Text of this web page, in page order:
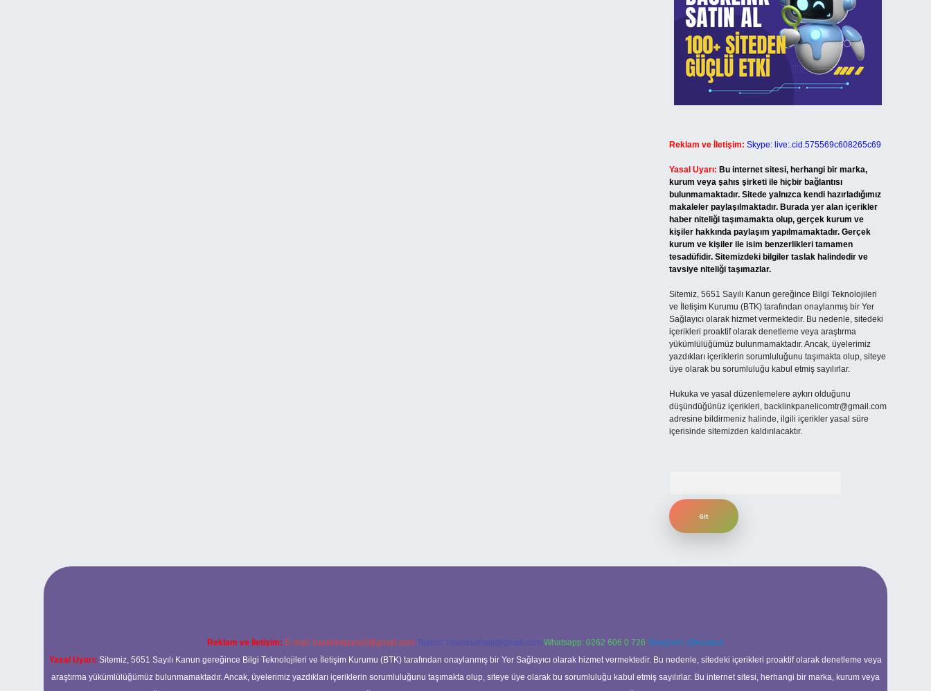
Reklam ve İletişim: Skype: live:.cid.575569c608265c69
Yasal Uyarı: Bu internet sitesi, herhangi bir marka,
kurum veya şahıs şirketi ile hiçbir bağlantısı
bulunmamaktadır. Sitede yalnızca kendi hazırladığımız
makaleler paylaşılmaktadır. Burada yer alan içerikler
haber niteliği taşımamakta olup, gerçek kurum ve
kişiler hakkında paylaşım yapılmamaktadır. Gerçek
kurum ve kişiler ile isim benzerlikleri tamamen
tesadüfidir. Sitemizdeki bilgiler taslak halindedir ve
tavsiye niteliği taşımazlar.
Sitemiz, 5651 Sayılı Kanun gereğince Bilgi Teknolojileri
ve İletişim Kurumu (BTK) tarafından onaylanmış bir Yer
Sağlayıcı olarak hizmet vermektedir. Bu nedenle, sitedeki
içerikleri proaktif olarak denetleme veya araştırma
yükümlülüğümüz bulunmamaktadır. Ancak, üyelerimiz
yazdıkları içeriklerin sorumluluğunu taşımakta olup, siteye
üye olarak bu sorumluluğu kabul etmiş sayılırlar.
Hukuka ve yasal düzenlemelere aykırı olduğunu
düşündüğünüz içerikleri, backlinkpanelicomtr@gmail.com
adresine bildirmeniz halinde, ilgili içerikler yasal süre
içerisinde sitemizden kaldırılacaktır.
Reklam ve İletişim: E-mail: backlinkpaneli@gmail.com Teams: forumhizmeti@gmail.com Whatsapp: 0262 606 0 726 Telegram: @karabul
Yasal Uyarı: Sitemiz, 5651 Sayılı Kanun gereğince Bilgi Teknolojileri ve İletişim Kurumu (BTK) tarafından onaylanmış bir Yer Sağlayıcı olarak hizmet vermektedir. Bu nedenle, sitedeki içerikleri proaktif olarak denetleme veya
araştırma yükümlülüğümüz bulunmamaktadır. Ancak, üyelerimiz yazdıkları içeriklerin sorumluluğunu taşımakta olup, siteye üye olarak bu sorumluluğu kabul etmiş sayılırlar. Bu internet sitesi, herhangi bir marka, kurum veya